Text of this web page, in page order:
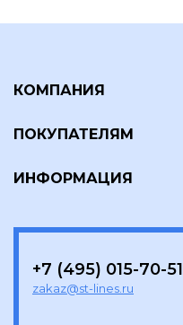
КОМПАНИЯ
ПОКУПАТЕЛЯМ
ИНФОРМАЦИЯ
+7 (495) 015-70-51
zakaz@st-lines.ru